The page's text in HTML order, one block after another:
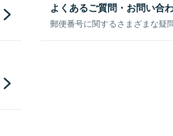
よくあるご質問・お問い合
郵便番号に関するさまざまな疑